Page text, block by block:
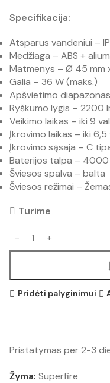
Specifikacija:
Atsparus vandeniui –
Medžiaga – ABS +
Matmenys – Ø 45 mm
Galia – 36 W (maks.)
Apšvietimo
Ryškumo lygis – 2200
Veikimo laikas – iki 9
Įkrovimo laikas – iki 6,5
Įkrovimo sąsaja – C
Baterijos talpa – 4000
Šviesos spalva – balta
Šviesos režimai –
Turime
Pridėti palyginimui
Pristatymas per 2-3
Žyma: Superfire